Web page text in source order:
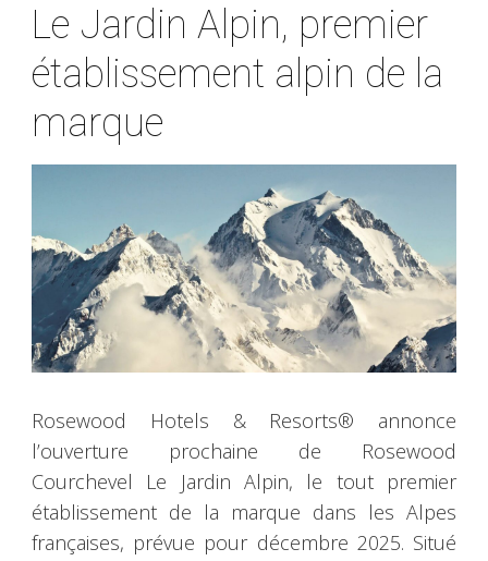
Le Jardin Alpin, premier
établissement alpin de la
marque
Rosewood Hotels & Resorts® annonce
l’ouverture prochaine de Rosewood
Courchevel Le Jardin Alpin, le tout premier
établissement de la marque dans les Alpes
françaises, prévue pour décembre 2025. Situé